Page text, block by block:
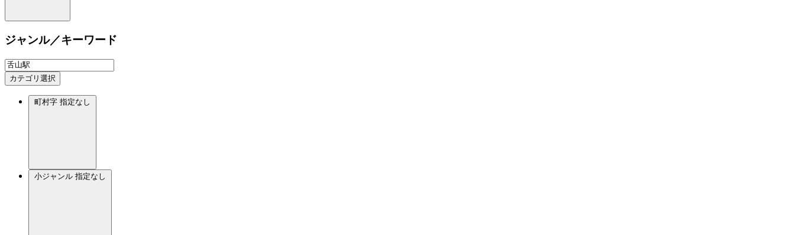
ジャンル／キーワード
カテゴリ選択
町村字 指定なし
小ジャンル 指定なし